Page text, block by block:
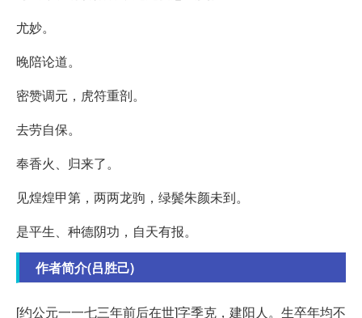
尤妙。
晚陪论道。
密赞调元，虎符重剖。
去劳自保。
奉香火、归来了。
见煌煌甲第，两两龙驹，绿鬓朱颜未到。
是平生、种德阴功，自天有报。
作者简介(吕胜己)
[约公元一一七三年前后在世]字季克，建阳人。生卒年均不